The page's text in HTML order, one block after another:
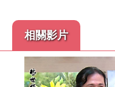
相關影片